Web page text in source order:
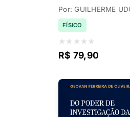
Por: GUILHERME
FÍSICO
★ ★ ★ ★ ★
R$ 79,90